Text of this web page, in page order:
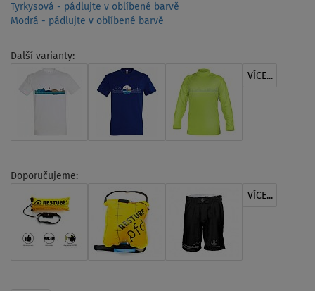
Tyrkysová - pádlujte v oblíbené barvě
Modrá - pádlujte v oblíbené barvě
Další varianty:
VÍCE...
Doporučujeme:
VÍCE...